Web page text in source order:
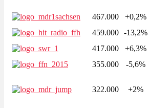
467.000
+0,2%
459.000 -13,2%
417.000
+6,3%
355.000
-5,6%
322.000 +2%